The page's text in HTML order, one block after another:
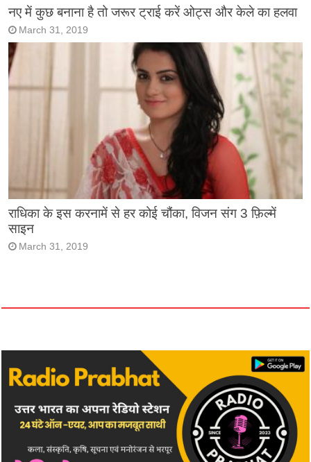
नए में कुछ बनाना है तो जरूर ट्राई करें ओट्स और केले का हलवा
March 31, 2019
राधिका के इस करनामें से हर कोई चौंका, विजन संग 3 फ़िल्में
साइन
March 31, 2019